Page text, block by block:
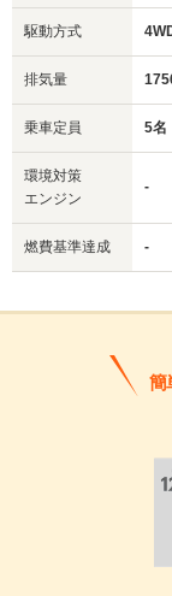
駆動方式
排気量
乗車定員 5名
環境対策
エンジン
-
燃費基準達成 -
簡